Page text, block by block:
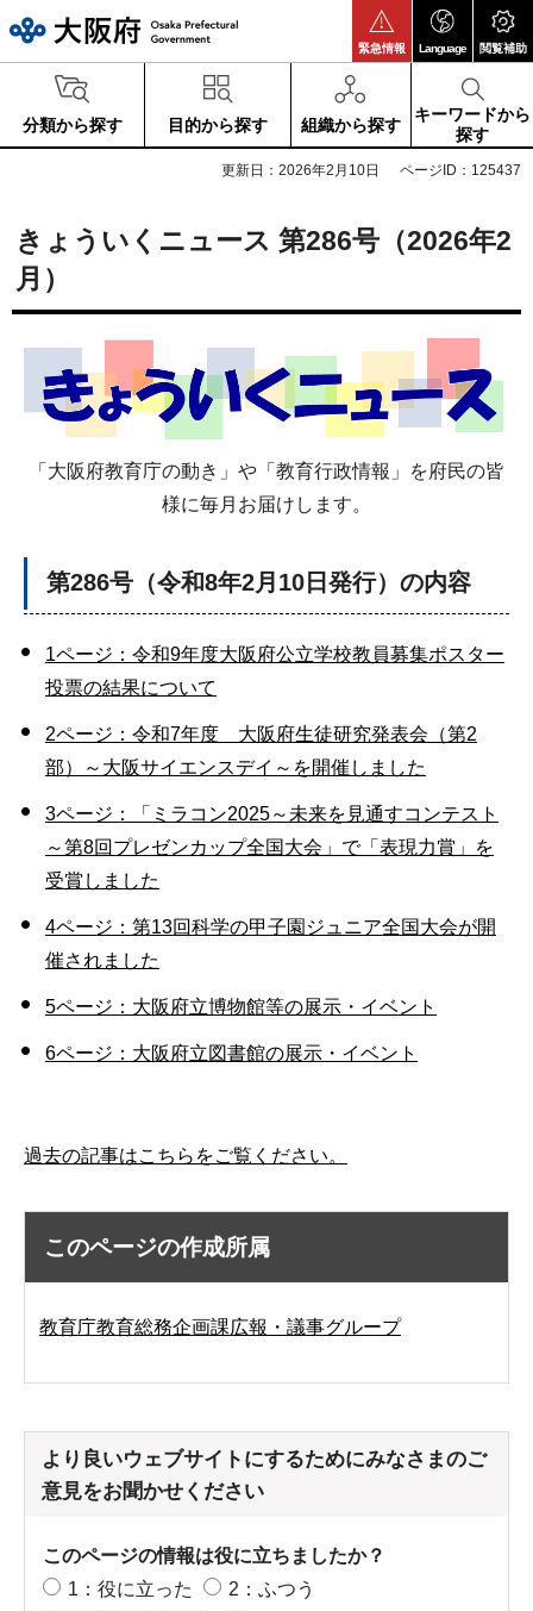
緊急情報 Language 閲覧補助
分類から探す 目的から探す 組織から探す
キーワードから
探す
更新日：2026年2月10日 ページID：125437
きょういくニュース 第286号（2026年2
月）
「大阪府教育庁の動き」や「教育行政情報」を府民の皆
様に毎月お届けします。
第286号（令和8年2月10日発行）の内容
1ページ：令和9年度大阪府公立学校教員募集ポスター
投票の結果について
2ページ：令和7年度 大阪府生徒研究発表会（第2
部）～大阪サイエンスデイ～を開催しました
3ページ：「ミラコン2025～未来を見通すコンテスト
～第8回プレゼンカップ全国大会」で「表現力賞」を
受賞しました
4ページ：第13回科学の甲子園ジュニア全国大会が開
催されました
5ページ：大阪府立博物館等の展示・イベント
6ページ：大阪府立図書館の展示・イベント
過去の記事はこちらをご覧ください。
このページの作成所属
教育庁教育総務企画課広報・議事グループ
より良いウェブサイトにするためにみなさまのご
意見をお聞かせください
このページの情報は役に立ちましたか？
1：役に立った
2：ふつう